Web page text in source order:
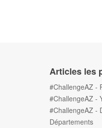
Articles les
#ChallengeAZ -
#ChallengeAZ -
#ChallengeAZ -
Départements